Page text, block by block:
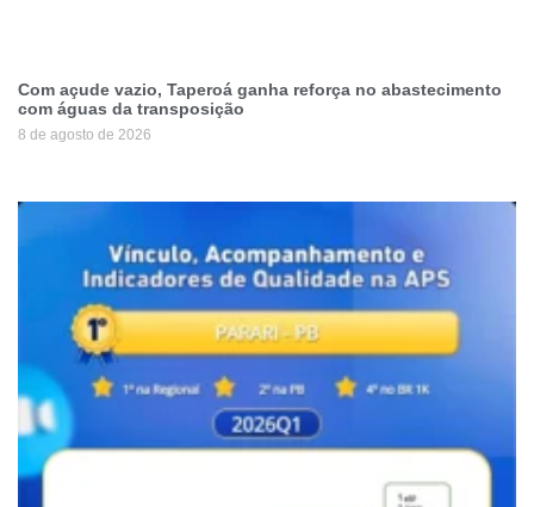
Com açude vazio, Taperoá ganha reforça no abastecimento
com águas da transposição
8 de agosto de 2026